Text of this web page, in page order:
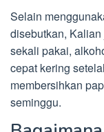
Selain
disebutkan,
sekali pakai,
cepat kering
membersihkan
seminggu.